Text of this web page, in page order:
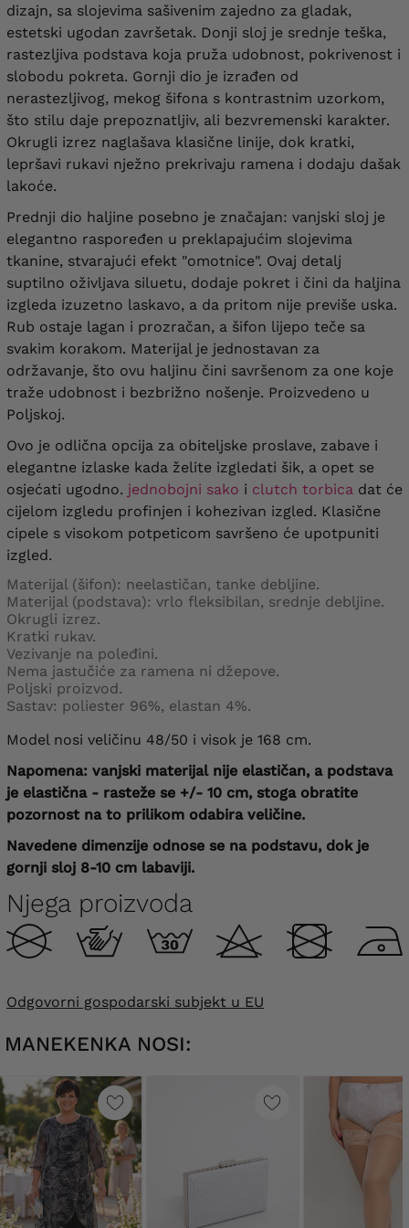
dizajn, sa slojevima sašivenim zajedno za gladak,
estetski ugodan završetak. Donji sloj je srednje teška,
rastezljiva podstava koja pruža udobnost, pokrivenost i
slobodu pokreta. Gornji dio je izrađen od
nerastezljivog, mekog šifona s kontrastnim uzorkom,
što stilu daje prepoznatljiv, ali bezvremenski karakter.
Okrugli izrez naglašava klasične linije, dok kratki,
lepršavi rukavi nježno prekrivaju ramena i dodaju dašak
lakoće.
Prednji dio haljine posebno je značajan: vanjski sloj je
elegantno raspoređen u preklapajućim slojevima
tkanine, stvarajući efekt "omotnice". Ovaj detalj
suptilno oživljava siluetu, dodaje pokret i čini da haljina
izgleda izuzetno laskavo, a da pritom nije previše uska.
Rub ostaje lagan i prozračan, a šifon lijepo teče sa
svakim korakom. Materijal je jednostavan za
održavanje, što ovu haljinu čini savršenom za one koje
traže udobnost i bezbrižno nošenje. Proizvedeno u
Poljskoj.
Ovo je odlična opcija za obiteljske proslave, zabave i
elegantne izlaske kada želite izgledati šik, a opet se
osjećati ugodno. jednobojni sako i clutch torbica dat će
cijelom izgledu profinjen i kohezivan izgled. Klasične
cipele s visokom potpeticom savršeno će upotpuniti
izgled.
Materijal (šifon): neelastičan, tanke debljine.
Materijal (podstava): vrlo fleksibilan, srednje debljine.
Okrugli izrez.
Kratki rukav.
Vezivanje na poleđini.
Nema jastučiće za ramena ni džepove.
Poljski proizvod.
Sastav: poliester 96%, elastan 4%.
Model nosi veličinu 48/50 i visok je 168 cm.
Napomena: vanjski materijal nije elastičan, a podstava
je elastična - rasteže se +/- 10 cm, stoga obratite
pozornost na to prilikom odabira veličine.
Navedene dimenzije odnose se na podstavu, dok je
gornji sloj 8-10 cm labaviji.
Njega proizvoda
Odgovorni gospodarski subjekt u EU
MANEKENKA NOSI: